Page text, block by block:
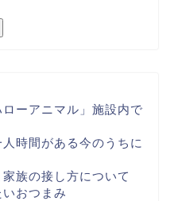
ーアニマル」施設内で
時間がある今のうちに
族の接し方について
おつまみ